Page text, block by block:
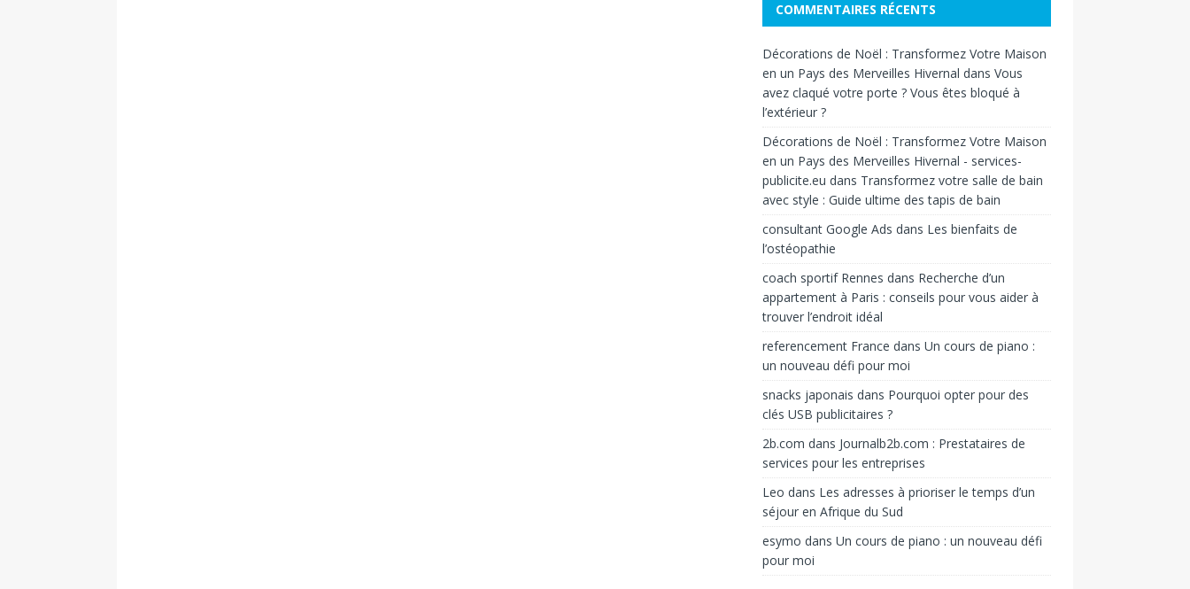
COMMENTAIRES RÉCENTS
Décorations de Noël : Transformez Votre Maison
en un Pays des Merveilles Hivernal dans Vous
avez claqué votre porte ? Vous êtes bloqué à
l’extérieur ?
Décorations de Noël : Transformez Votre Maison
en un Pays des Merveilles Hivernal - services-
publicite.eu dans Transformez votre salle de bain
avec style : Guide ultime des tapis de bain
consultant Google Ads dans Les bienfaits de
l’ostéopathie
coach sportif Rennes dans Recherche d’un
appartement à Paris : conseils pour vous aider à
trouver l’endroit idéal
referencement France dans Un cours de piano :
un nouveau défi pour moi
snacks japonais dans Pourquoi opter pour des
clés USB publicitaires ?
2b.com dans Journalb2b.com : Prestataires de
services pour les entreprises
Leo dans Les adresses à prioriser le temps d’un
séjour en Afrique du Sud
esymo dans Un cours de piano : un nouveau défi
pour moi